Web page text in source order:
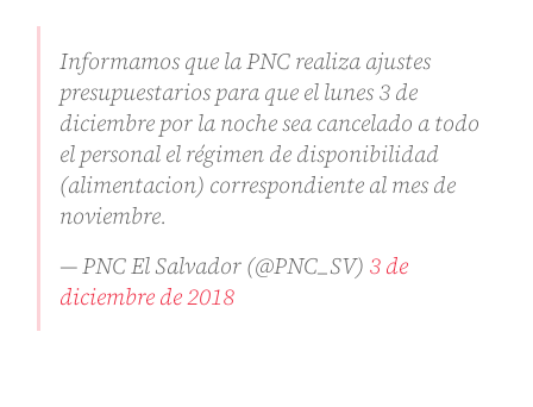
Informamos que la PNC realiza ajustes
presupuestarios para que el lunes 3 de
diciembre por la noche sea cancelado a todo
el personal el régimen de disponibilidad
(alimentacion) correspondiente al mes de
noviembre.
— PNC El Salvador (@PNC_SV) 3 de
diciembre de 2018